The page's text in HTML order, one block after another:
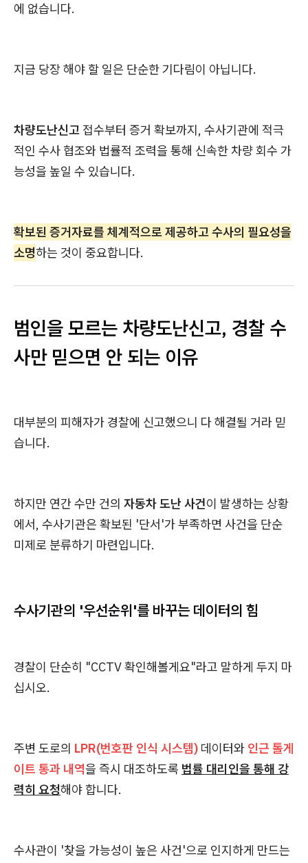
에 없습니다.
지금 당장 해야 할 일은 단순한 기다림이 아닙니다.
차량도난신고 접수부터 증거 확보까지, 수사기관에 적극
적인 수사 협조와 법률적 조력을 통해 신속한 차량 회수 가
능성을 높일 수 있습니다.
확보된 증거자료를 체계적으로 제공하고 수사의 필요성을
소명하는 것이 중요합니다.
범인을 모르는 차량도난신고, 경찰 수
사만 믿으면 안 되는 이유
대부분의 피해자가 경찰에 신고했으니 다 해결될 거라 믿
습니다.
하지만 연간 수만 건의 자동차 도난 사건이 발생하는 상황
에서, 수사기관은 확보된 '단서'가 부족하면 사건을 단순
미제로 분류하기 마련입니다.
수사기관의 '우선순위'를 바꾸는 데이터의 힘
경찰이 단순히 "CCTV 확인해볼게요"라고 말하게 두지 마
십시오.
주변 도로의 LPR(번호판 인식 시스템) 데이터와 인근 톨게
이트 통과 내역을 즉시 대조하도록 법률 대리인을 통해 강
력히 요청해야 합니다.
수사관이 '찾을 가능성이 높은 사건'으로 인지하게 만드는